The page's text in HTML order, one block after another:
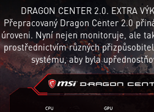
DRAGON CENTER 2.0. EXTRA
Přepracovaný Dragon Center 2.0
úroveni. Nyní nejen monitoruje, ale
prostřednictvím různých
systému, aby byla